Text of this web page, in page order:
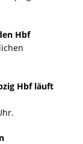
Hbf
Hbf läuft